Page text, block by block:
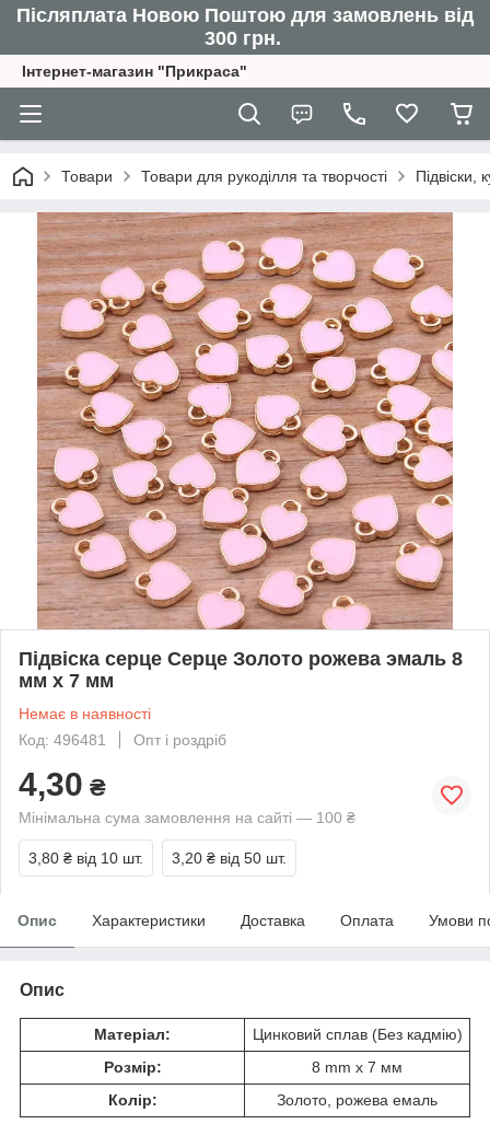
Післяплата Новою Поштою для замовлень від
300 грн.
Інтернет-магазин "Прикраса"
Товари Товари для рукоділля та творчості
Підвіска серце Серце Золото рожева эмаль 8
мм x 7 мм
Немає в наявності
Код: 496481
Опт і роздріб
4,30 ₴
Мінімальна сума замовлення на сайті — 100 ₴
3,80 ₴ від 10 шт. 3,20 ₴ від 50 шт.
Опис Характеристики Доставка Оплата Умови
Опис
Матеріал:
Цинковий сплав (Без кадмію)
Розмір:
8 mm x 7 мм
Колір:
Золото, рожева емаль